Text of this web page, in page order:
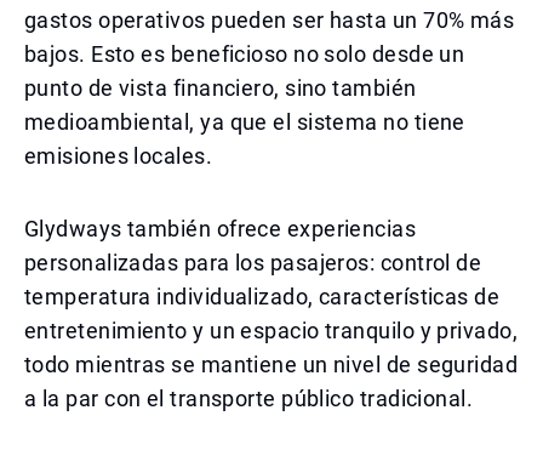
gastos operativos pueden ser hasta un 70% más
bajos. Esto es beneficioso no solo desde un
punto de vista financiero, sino también
medioambiental, ya que el sistema no tiene
emisiones locales.
Glydways también ofrece experiencias
personalizadas para los pasajeros: control de
temperatura individualizado, características de
entretenimiento y un espacio tranquilo y privado,
todo mientras se mantiene un nivel de seguridad
a la par con el transporte público tradicional.